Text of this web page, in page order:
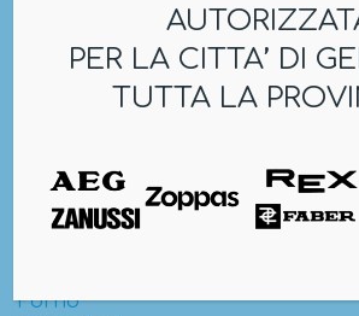
Assistenza & Riparazioni
Asciugabiancheria
Aspirapolvere
Cappe
Forno
PER LA CITTA’ DI
TUTTA LA